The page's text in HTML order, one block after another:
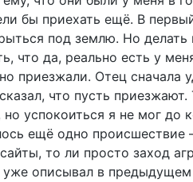
бы приехать ещё. В
под землю. Но делать
что да, реально есть у
приезжали. Отец сначала
что пусть приезжают.
успокоиться я не мог до
ещё одно происшествие
то ли просто заход
уже описывал в